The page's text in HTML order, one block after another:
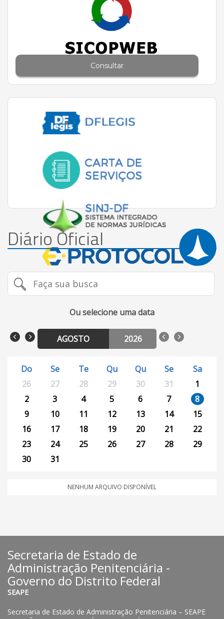
Consultar
Diário Oficial
Ou selecione uma data
AGOSTO 2026
Do Se Te Qu Qu Se
Sa
26
27 28 29 30 31
1
2
3 4 5 6 7
8
9
10 11 12 13 14
15
16
17 18 19 20 21
22
23
24 25 26 27 28
29
30
31
NENHUM ARQUIVO DISPONÍVEL
Secretaria de Estado de
Administração Penitenciária -
Governo do Distrito Federal
SEAPE
Secretaria de Estado de Administração Penitenciária – SEAPE